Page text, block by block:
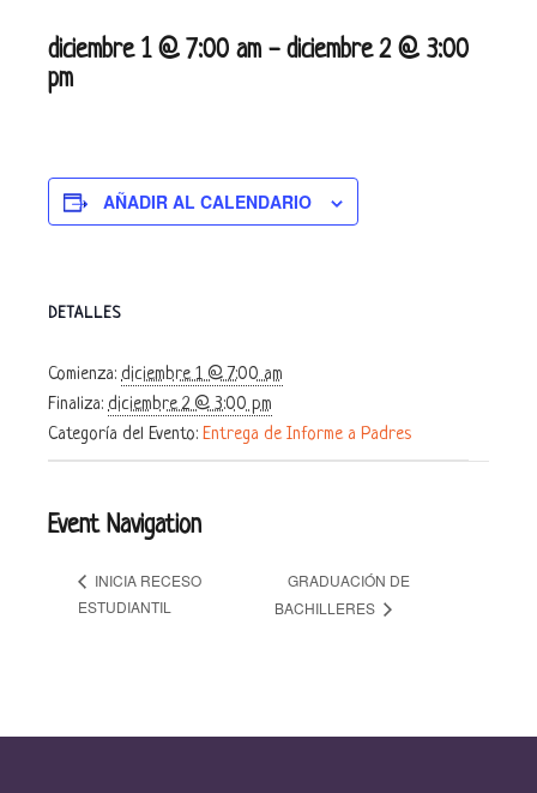
diciembre 1 @ 7:00 am - diciembre 2 @ 3:00
pm
AÑADIR AL CALENDARIO
DETALLES
Comienza: diciembre 1 @ 7:00 am
Finaliza: diciembre 2 @ 3:00 pm
Categoría del Evento: Entrega de Informe a Padres
Event Navigation
INICIA RECESO
ESTUDIANTIL
GRADUACIÓN DE
BACHILLERES